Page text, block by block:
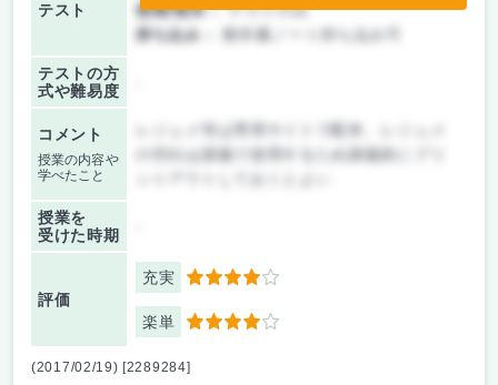
テスト
後期/期末：テストのみ
持ち込み：
教科書ノート持ち込み可
テストの方
式や難易度
コメント
授業の内容や
学べたこと
の空白は講義で使用するため講義前にプリ
授業を
受けた時期
評価
充実 4
楽単 4
(2017/02/19) [2289284]